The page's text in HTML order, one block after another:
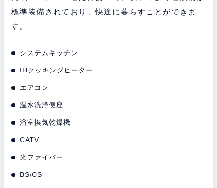
標準装備されており、快適に暮らすことができま
す。
システムキッチン
IHクッキングヒーター
エアコン
温水洗浄便座
浴室換気乾燥機
CATV
光ファイバー
BS/CS